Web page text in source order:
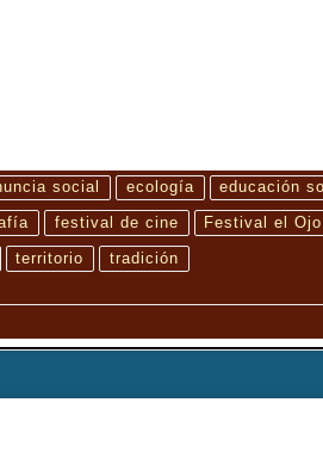
social ecología educación
festival de cine Festival el
territorio tradición